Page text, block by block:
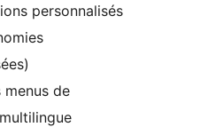
personnalisés
de